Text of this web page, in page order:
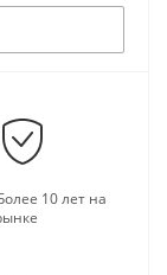
10 лет на